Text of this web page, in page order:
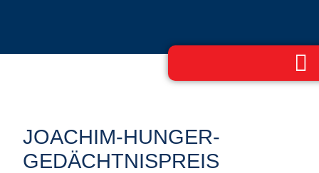
JOACHIM-HUNGER-
GEDÄCHTNISPREIS